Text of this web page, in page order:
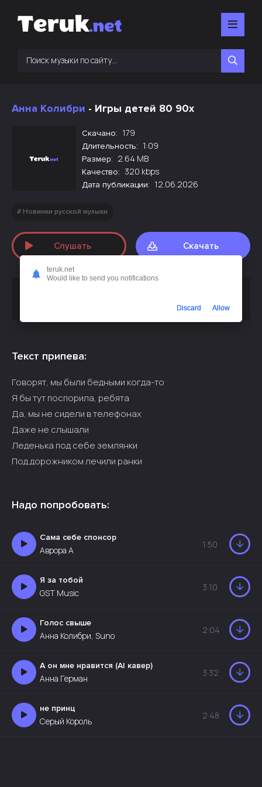
Анна Колибри - Игры детей 80 90х
Скачано: 179
Длительность: 1:09
Размер: 2.64 MB
Качество: 320 kbps
Дата публикации: 12.06.2026
Новинки русской музыки
Слушать Скачать
Текст припева:
Говорят, мы были бедными когда-то
Я бы тут поспорила, ребята
Да, мы не сидели в телефонах
Даже не слышали
Леденька под себе землянки
Под дорожником лечили ранки
Надо попробовать:
Сама себе спонсор
Аврора А
1:50
Я за тобой
GST Music
3:10
Голос свыше
Анна Колибри, Suno
2:04
А он мне нравится (AI кавер)
Анна Герман
3:32
не принц
Серый Король
2:48
teruk.net
Would like to send you notifications
Discard Allow